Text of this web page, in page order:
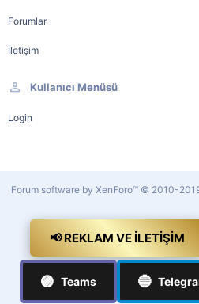
Forumlar
İletişim
Kullanıcı Menüsü
Login
Forum software by XenForo™ © 2010-
📢 REKLAM VE İLETIŞIM
🟣 Teams 🔵